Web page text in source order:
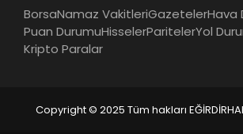
BorsaNamaz VakitleriGazetelerHava
Puan DurumuHisselerParitelerYol
Kripto Paralar
Copyright © 2025 Tüm hakları